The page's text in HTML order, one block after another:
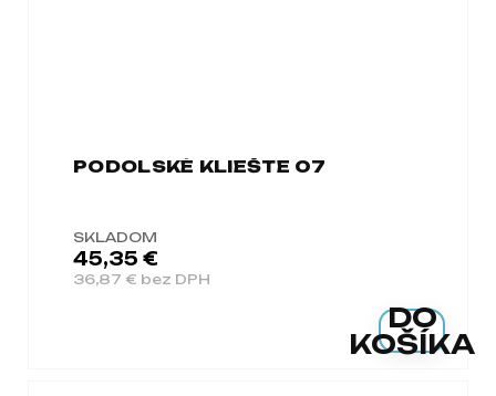
PODOLSKÉ KLIEŠTE 07
SKLADOM
36,87 € bez DPH
45,35 €
DO
KOŠÍKA